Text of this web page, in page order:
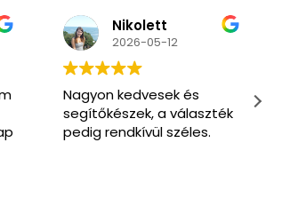
Primpa
2026-03-07
Very nice and friendly
service. Enthusiastic to
help us find what we